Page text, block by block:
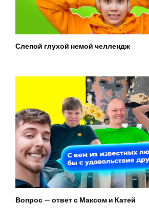
Слепой глухой немой челлендж
Вопрос — ответ с Максом и Катей